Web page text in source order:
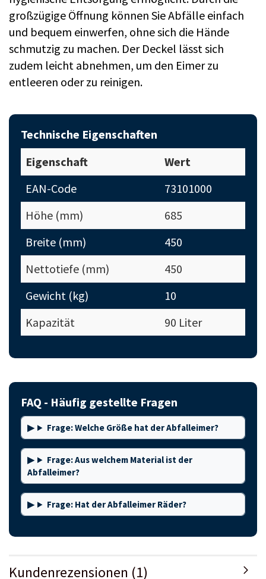
großzügige Öffnung können Sie Abfälle einfach
und bequem einwerfen, ohne sich die Hände
schmutzig zu machen. Der Deckel lässt sich
zudem leicht abnehmen, um den Eimer zu
entleeren oder zu reinigen.
Technische Eigenschaften
Eigenschaft
Wert
EAN-Code
73101000
Höhe (mm)
685
Breite (mm)
450
Nettotiefe (mm)
450
Gewicht (kg)
10
Kapazität
90 Liter
FAQ - Häufig gestellte Fragen
Frage: Welche Größe hat der Abfalleimer?
Frage: Aus welchem Material ist der
Abfalleimer?
Frage: Hat der Abfalleimer Räder?
Kundenrezensionen (1)